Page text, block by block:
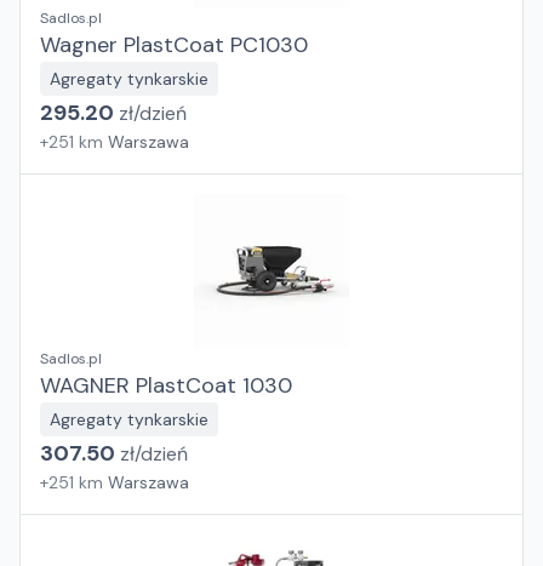
Sadlos.pl
Wagner PlastCoat PC1030
Agregaty tynkarskie
295.20 zł/dzień
+251 km Warszawa
Sadlos.pl
WAGNER PlastCoat 1030
Agregaty tynkarskie
307.50 zł/dzień
+251 km Warszawa